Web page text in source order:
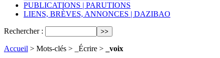
PUBLICATIONS | PARUTIONS
LIENS, BRÈVES, ANNONCES | DAZIBAO
Rechercher :
Accueil > Mots-clés > _Écrire > _voix